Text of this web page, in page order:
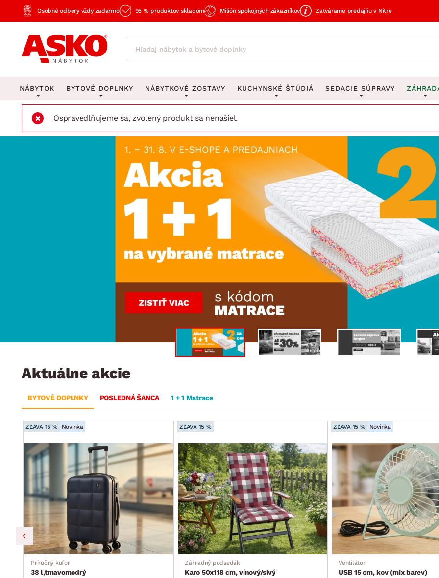
Osobné odbery vždy zadarmo 95 % produktov skladom Milión spokojných zákazníkov Zatvárame predajňu v Nitre
NÁBYTOK BYTOVÉ DOPLNKY
KOBERCE
Veľké a stredné koberce
OSVETLENIE
Stolové lampy a lampičky
Stropné osvetlenie
Lustre a závesné svietidlá
Stojacie lampy
Zobrazit vše
Obrazy
Zrkadlá
Vázy
Zobrazit vše
Vešiaky na
Stojany na
Stojany na
Stojany na
Zobrazit vše
STOLOVANIE A VARENIE
Jedálenský servis
Príbory
Panvice
Zobrazit vše
DOMÁCE SPOTREBIČE ZÁHRADNÉ
NÁBYTKOVÉ ZOSTAVY
Obývacie zostavy
Spálňové zostavy
Kuchynské zostavy
Predsieňové zostavy
Jedálenské zostavy
KUCHYNSKÉ ŠTÚDIÁ SEDACIE SÚPRAVY
Rohové sedacie súpravy
Sedacie súpravy 3-2-1
Sedacie súpravy na mieru
Ospravedlňujeme sa, zvolený produkt sa nenašiel.
Aktuálne akcie
BYTOVÉ DOPLNKY POSLEDNÁ ŠANCA 1 + 1 Matrace
ZĽAVA 15 % Novinka
Príručný kufor
38 l,tmavomodrý
ZĽAVA 15 %
Záhradný podsedák
Karo 50x118 cm, vínový/sivý
ZĽAVA 15 % Novinka
Ventilátor
USB 15 cm, kov (mix barev)